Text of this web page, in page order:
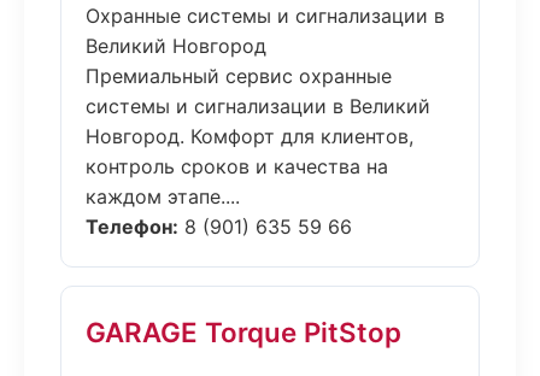
Охранные системы и сигнализации в
Великий Новгород
Премиальный сервис охранные
системы и сигнализации в Великий
Новгород. Комфорт для клиентов,
контроль сроков и качества на
каждом этапе....
Телефон: 8 (901) 635 59 66
GARAGE Torque PitStop